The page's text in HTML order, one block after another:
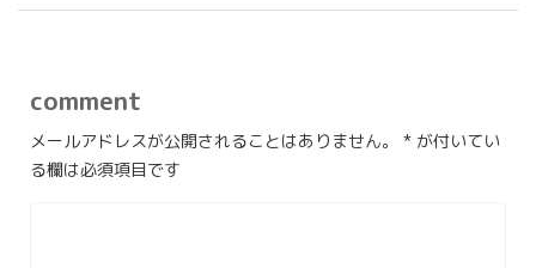
comment
メールアドレスが公開されることはありません。 * が付いてい
る欄は必須項目です